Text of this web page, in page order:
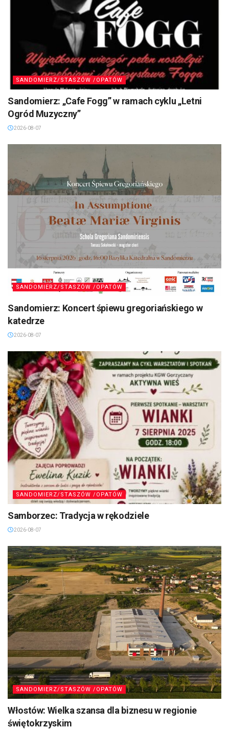
SANDOMIERZ/STASZÓW /OPATÓW
Sandomierz: „Cafe Fogg” w ramach cyklu „Letni
Ogród Muzyczny”
2026-08-07
SANDOMIERZ/STASZÓW /OPATÓW
Sandomierz: Koncert śpiewu gregoriańskiego w
katedrze
2026-08-07
SANDOMIERZ/STASZÓW /OPATÓW
Samborzec: Tradycja w rękodziele
2026-08-07
SANDOMIERZ/STASZÓW /OPATÓW
Włostów: Wielka szansa dla biznesu w regionie
świętokrzyskim